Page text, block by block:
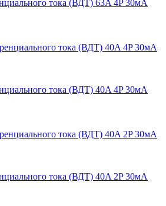
тока (ВДТ) 63A 4P 30мА
тока (ВДТ) 40A 4P 30мА
тока (ВДТ) 40A 2P 30мА